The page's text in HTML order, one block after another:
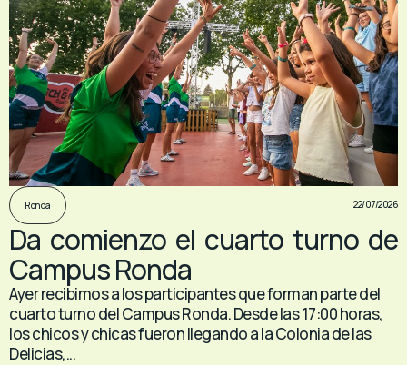
Ronda 22/07/2026
Da comienzo el cuarto turno de
Campus Ronda
Ayer recibimos a los participantes que forman parte del
cuarto turno del Campus Ronda. Desde las 17:00 horas,
los chicos y chicas fueron llegando a la Colonia de las
Delicias,...